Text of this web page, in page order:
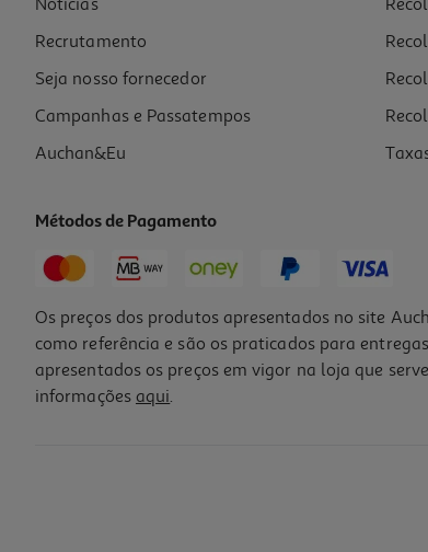
Notícias
Recrutamento
Seja nosso fornecedor
Campanhas e Passatempos
Auchan&Eu
Métodos de Pagamento
Os preços dos produtos apresentados no site
como referência e são os praticados para
apresentados os preços em vigor na loja que
informações aqui.